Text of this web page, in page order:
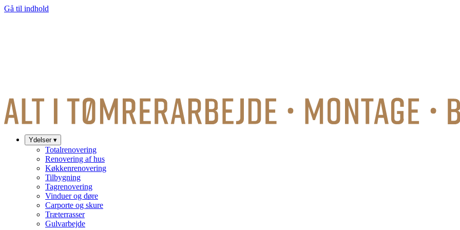
Gå til indhold
Ydelser ▾
Totalrenovering
Renovering af hus
Køkkenrenovering
Tilbygning
Tagrenovering
Vinduer og døre
Carporte og skure
Træterrasser
Gulvarbejde